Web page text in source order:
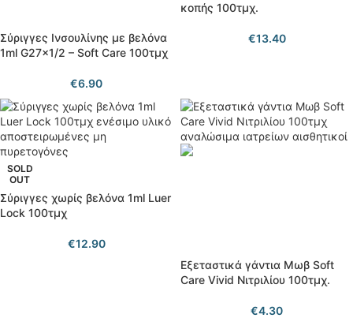
Σύριγγες Ινσουλίνης με βελόνα
1ml G27x1/2 – Soft Care 100τμχ
€6.90
κοπής 100τμχ.
€13.40
SOLD
OUT
Σύριγγες χωρίς βελόνα 1ml Luer
Lock 100τμχ
€12.90
Εξεταστικά γάντια Μωβ Soft
Care Vivid Νιτριλίου 100τμχ.
€4.30